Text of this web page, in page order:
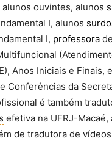
alunos ouvintes, alunos
I, alunos
I, professora de
Anos Iniciais e Finais, e
Conferências da
é também
efetiva na UFRJ-Macaé,
de tradutora de